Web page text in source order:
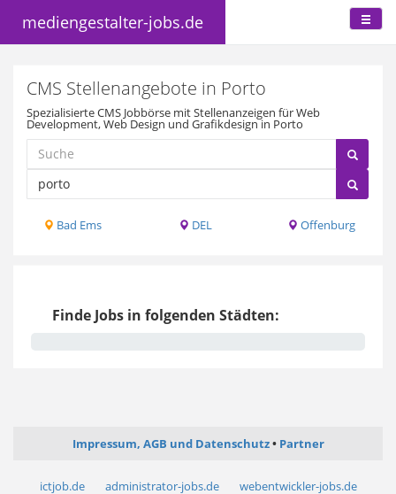
mediengestalter-jobs.de
CMS Stellenangebote in Porto
Spezialisierte CMS Jobbörse mit Stellenanzeigen für Web
Development, Web Design und Grafikdesign in Porto
Bad Ems DEL Offenburg
Finde Jobs in folgenden Städten:
Impressum, AGB und Datenschutz Partner
ictjob.de administrator-jobs.de
webentwickler-jobs.de